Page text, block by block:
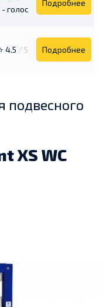
- голос
Подробнее
4.5 / 5 Подробнее
подвесного
XS WC